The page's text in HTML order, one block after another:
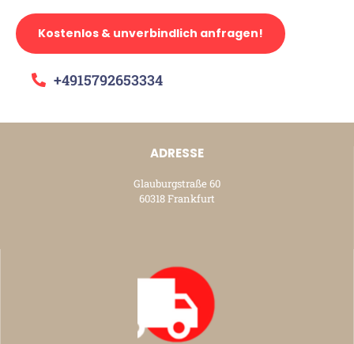
Kostenlos & unverbindlich anfragen!
+4915792653334
ADRESSE
Glauburgstraße 60
60318 Frankfurt